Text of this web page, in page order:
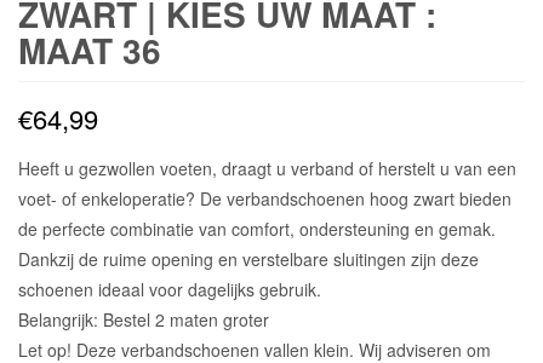
ZWART | KIES UW MAAT :
MAAT 36
€64,99
Heeft u gezwollen voeten, draagt u verband of herstelt u van een
voet- of enkeloperatie? De verbandschoenen hoog zwart bieden
de perfecte combinatie van comfort, ondersteuning en gemak.
Dankzij de ruime opening en verstelbare sluitingen zijn deze
schoenen ideaal voor dagelijks gebruik.
Belangrijk: Bestel 2 maten groter
Let op! Deze verbandschoenen vallen klein. Wij adviseren om